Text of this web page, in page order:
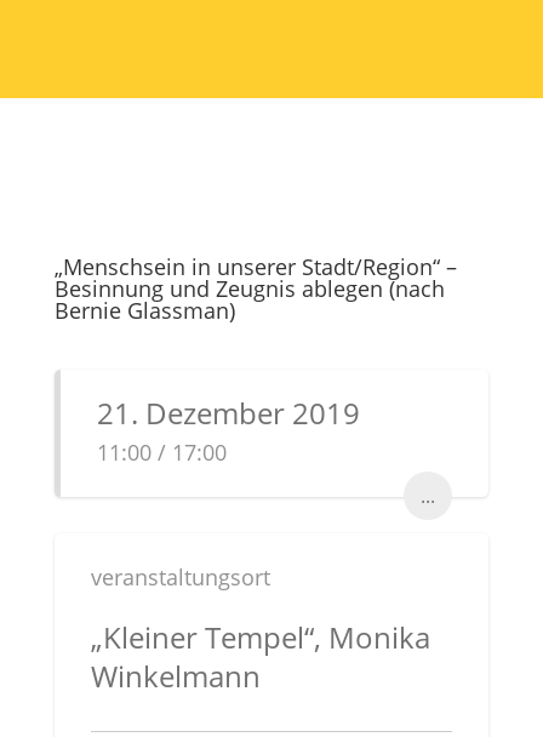
„Menschsein in unserer Stadt/Region“ –
Besinnung und Zeugnis ablegen (nach
Bernie Glassman)
21. Dezember 2019
11:00 / 17:00
...
veranstaltungsort
„Kleiner Tempel“, Monika
Winkelmann